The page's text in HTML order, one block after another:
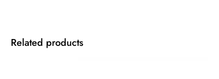
Related products